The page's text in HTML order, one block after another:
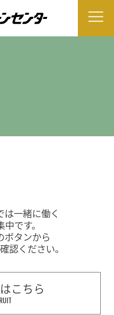
一緒に働く
です。
ボタンから
認ください。
こちら